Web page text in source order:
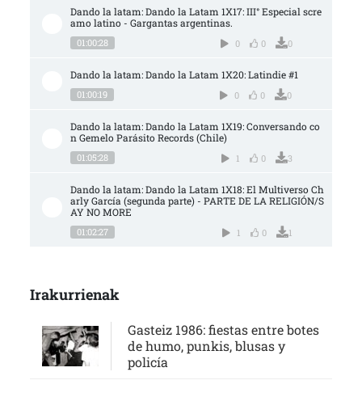
Dando la latam: Dando la Latam 1X17: III° Especial scre
amo latino - Gargantas argentinas.
01:00:28 0 0 0
Dando la latam: Dando la Latam 1X20: Latindie #1
01:00:19 0 0 0
Dando la latam: Dando la Latam 1X19: Conversando co
n Gemelo Parásito Records (Chile)
01:05:28 1 0 3
Dando la latam: Dando la Latam 1X18: El Multiverso Ch
arly García (segunda parte) - PARTE DE LA RELIGIÓN/S
AY NO MORE
01:02:27 1 0 1
Irakurrienak
Gasteiz 1986: fiestas entre botes
de humo, punkis, blusas y
policía